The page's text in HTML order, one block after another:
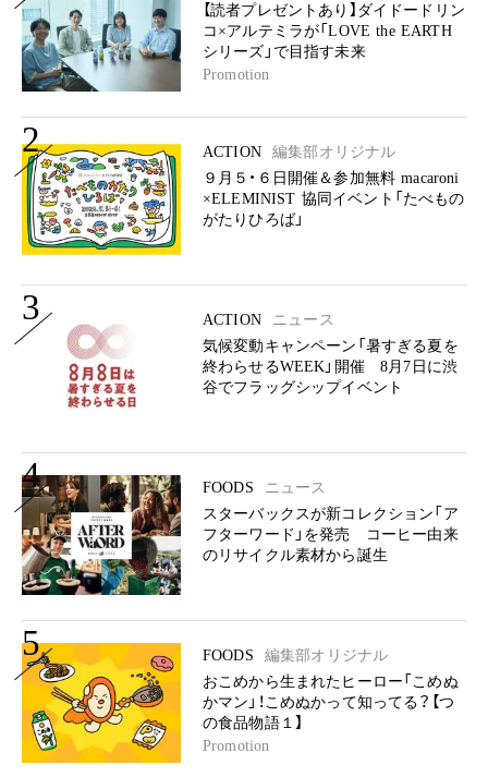
【読者プレゼントあり】ダイドードリン
コ×アルテミラが「LOVE the EARTH
シリーズ」で目指す未来
Promotion
2 ACTION
編集部オリジナル
９月５・６日開催＆参加無料 macaroni
×ELEMINIST 協同イベント「たべもの
がたりひろば」
3 ACTION
ニュース
気候変動キャンペーン「暑すぎる夏を
終わらせるWEEK」開催 8月7日に渋
谷でフラッグシップイベント
4 FOODS
ニュース
スターバックスが新コレクション「ア
フターワード」を発売 コーヒー由来
のリサイクル素材から誕生
5 FOODS
編集部オリジナル
おこめから生まれたヒーロー「こめぬ
かマン」！こめぬかって知ってる？【つ
の食品物語１】
Promotion